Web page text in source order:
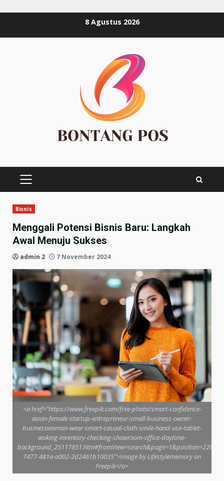
8 Agustus 2026
PRIMARY
Bisnis
Menggali Potensi Bisnis Baru: Langkah
Awal Menuju Sukses
admin 2 7 November 2024
<a href="https://www.freepik.com/free-photo/smart-confidence-
asian-female-startup-entrepreneur-small-business-owner-
businesswoman-wear-smart-casual-cloth-smile-hand-use-tablet-
woking-inventory-checking-showroom-office-daytime-
7477-481a-a002-2d2461b10035">Image by Lifestylememory on
Freepik</a>